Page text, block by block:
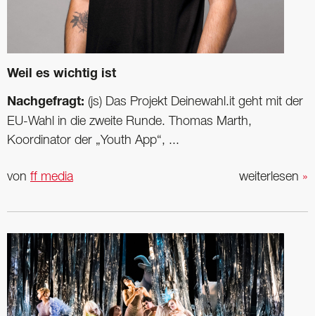
Weil es wichtig ist
Nachgefragt: (js) Das Projekt Deinewahl.it geht mit der
EU-Wahl in die zweite Runde. Thomas Marth,
Koordinator der „Youth App“, ...
weiterlesen »
von ff media